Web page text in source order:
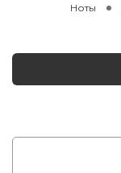
Ноты